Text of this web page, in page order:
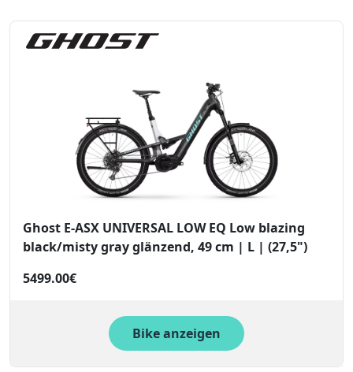
Ghost E-ASX UNIVERSAL LOW EQ Low blazing
black/misty gray glänzend, 49 cm | L | (27,5")
5499.00€
Bike anzeigen